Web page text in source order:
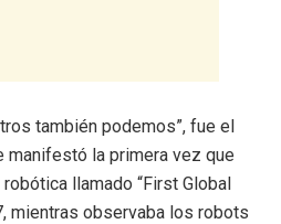
también podemos”, fue el
manifestó la primera vez que
llamado “First Global
mientras observaba los robots